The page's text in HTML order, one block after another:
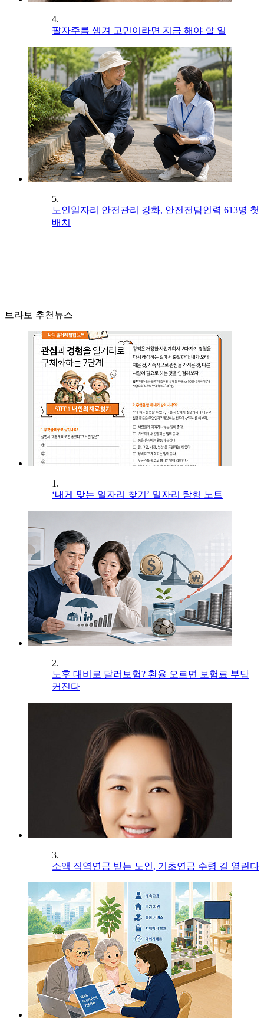
4.
팔자주름 생겨 고민이라면 지금 해야 할 일
5.
노인일자리 안전관리 강화, 안전전담인력 613명 첫
배치
브라보 추천뉴스
1.
‘내게 맞는 일자리 찾기’ 일자리 탐험 노트
2.
노후 대비로 달러보험? 환율 오르면 보험료 부담
커진다
3.
소액 직역연금 받는 노인, 기초연금 수령 길 열린다